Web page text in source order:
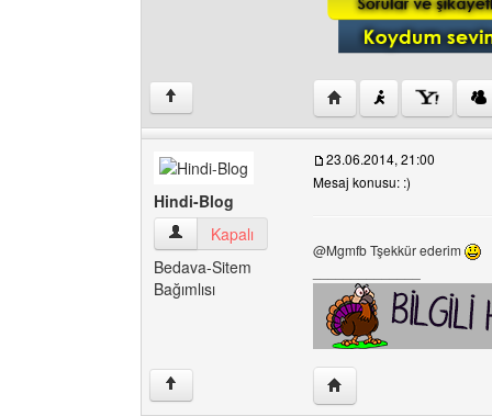
↑ Yazarın web sitesini
Hindi-Blog
Hindi-Blog Kullanıcının profilini görüntüle
Kapalı
Bedava-Sitem
Bağımlısı
23.06.2014, 21:00
Mesaj konusu: :)
@Mgmfb Tşekkür ederim
↑ Yazarın web sitesini